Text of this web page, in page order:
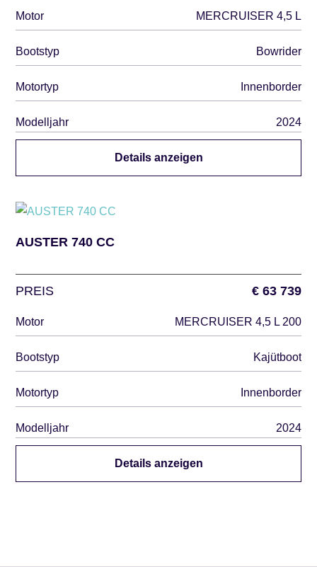
Motor MERCRUISER 4,5 L
Bootstyp Bowrider
Motortyp Innenborder
Modelljahr 2024
Details anzeigen
AUSTER 740 CC
PREIS € 63 739
Motor MERCRUISER 4,5 L 200
Bootstyp Kajütboot
Motortyp Innenborder
Modelljahr 2024
Details anzeigen